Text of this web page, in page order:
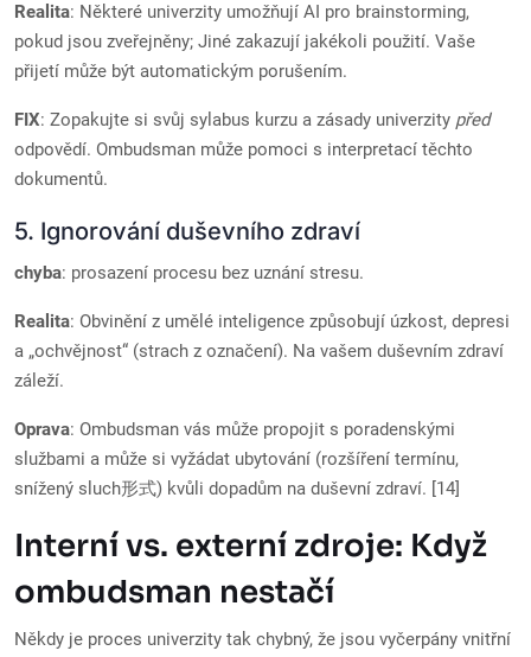
Realita: Některé univerzity umožňují AI pro brainstorming,
pokud jsou zveřejněny; Jiné zakazují jakékoli použití. Vaše
přijetí může být automatickým porušením.
FIX: Zopakujte si svůj sylabus kurzu a zásady univerzity před
odpovědí. Ombudsman může pomoci s interpretací těchto
dokumentů.
5. Ignorování duševního zdraví
chyba: prosazení procesu bez uznání stresu.
Realita: Obvinění z umělé inteligence způsobují úzkost, depresi
a „ochvějnost“ (strach z označení). Na vašem duševním zdraví
záleží.
Oprava: Ombudsman vás může propojit s poradenskými
službami a může si vyžádat ubytování (rozšíření termínu,
snížený sluch形式) kvůli dopadům na duševní zdraví. [14]
Interní vs. externí zdroje: Když
ombudsman nestačí
Někdy je proces univerzity tak chybný, že jsou vyčerpány vnitřní